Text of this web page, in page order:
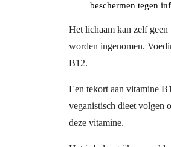
beschermen tegen
Het lichaam kan zelf
worden ingenomen.
B12.
Een tekort aan vitamine
veganistisch dieet volgen
deze vitamine.